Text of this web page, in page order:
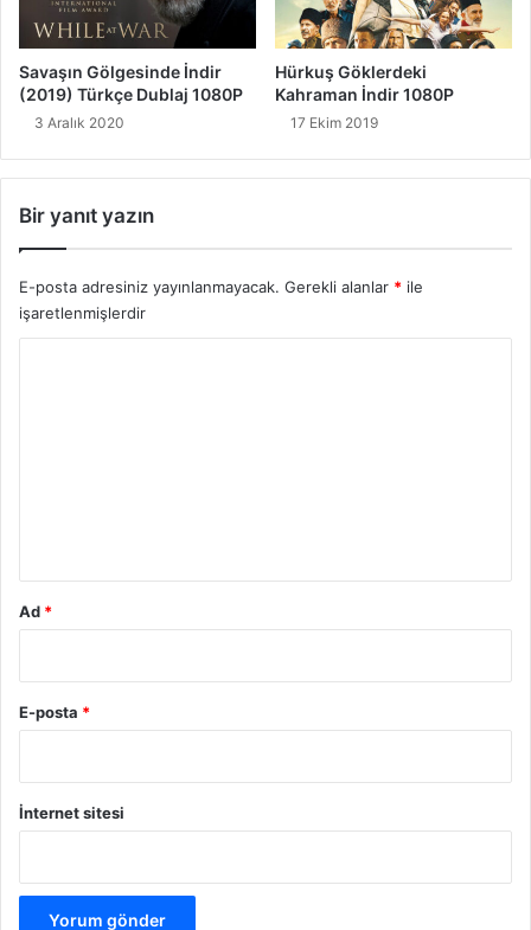
Savaşın Gölgesinde İndir
(2019) Türkçe Dublaj 1080P
3 Aralık 2020
Hürkuş Göklerdeki
Kahraman İndir 1080P
17 Ekim 2019
Bir yanıt yazın
E-posta adresiniz yayınlanmayacak. Gerekli alanlar * ile
işaretlenmişlerdir
Ad *
E-posta *
İnternet sitesi